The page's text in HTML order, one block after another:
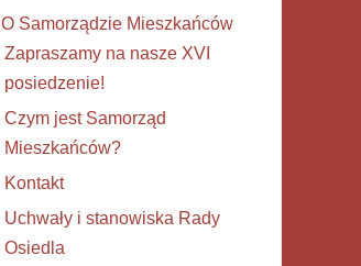
O Samorządzie Mieszkańców
Zapraszamy na nasze XVI
posiedzenie!
Czym jest Samorząd
Mieszkańców?
Kontakt
Uchwały i stanowiska Rady
Osiedla